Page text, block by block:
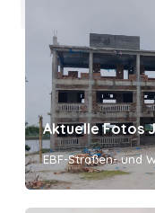
Aktuelle Fotos
EBF-Straßen- und